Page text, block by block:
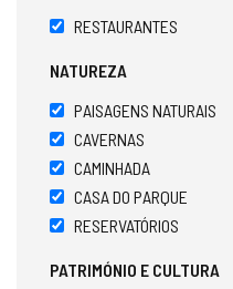
RESTAURANTES
NATUREZA
PAISAGENS NATURAIS
CAVERNAS
CAMINHADA
CASA DO PARQUE
RESERVATÓRIOS
PATRIMÓNIO E CULTURA